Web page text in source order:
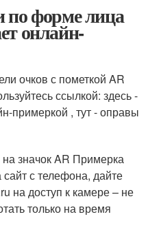
по форме лица
онлайн-
очков с пометкой AR
ссылкой: здесь -
примеркой , тут - оправы
значок AR Примерка
с телефона, дайте
на доступ к камере – не
только на время